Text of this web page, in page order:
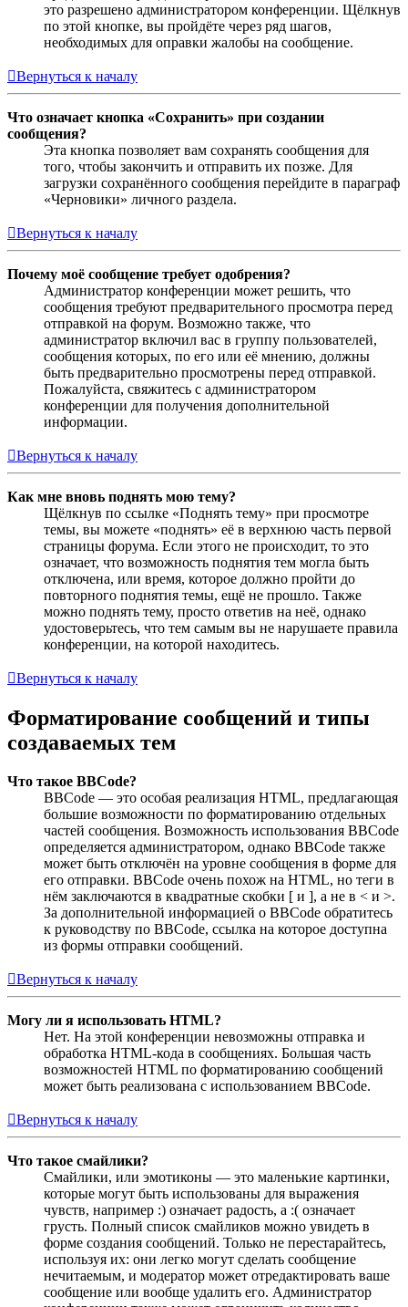
это разрешено администратором конференции. Щёлкнув
по этой кнопке, вы пройдёте через ряд шагов,
необходимых для оправки жалобы на сообщение.
Вернуться к началу
Что означает кнопка «Сохранить» при создании
сообщения?
Эта кнопка позволяет вам сохранять сообщения для
того, чтобы закончить и отправить их позже. Для
загрузки сохранённого сообщения перейдите в параграф
«Черновики» личного раздела.
Вернуться к началу
Почему моё сообщение требует одобрения?
Администратор конференции может решить, что
сообщения требуют предварительного просмотра перед
отправкой на форум. Возможно также, что
администратор включил вас в группу пользователей,
сообщения которых, по его или её мнению, должны
быть предварительно просмотрены перед отправкой.
Пожалуйста, свяжитесь с администратором
конференции для получения дополнительной
информации.
Вернуться к началу
Как мне вновь поднять мою тему?
Щёлкнув по ссылке «Поднять тему» при просмотре
темы, вы можете «поднять» её в верхнюю часть первой
страницы форума. Если этого не происходит, то это
означает, что возможность поднятия тем могла быть
отключена, или время, которое должно пройти до
повторного поднятия темы, ещё не прошло. Также
можно поднять тему, просто ответив на неё, однако
удостоверьтесь, что тем самым вы не нарушаете правила
конференции, на которой находитесь.
Вернуться к началу
Форматирование сообщений и типы
создаваемых тем
Что такое BBCode?
BBCode — это особая реализация HTML, предлагающая
большие возможности по форматированию отдельных
частей сообщения. Возможность использования BBCode
определяется администратором, однако BBCode также
может быть отключён на уровне сообщения в форме для
его отправки. BBCode очень похож на HTML, но теги в
нём заключаются в квадратные скобки [ и ], а не в < и >.
За дополнительной информацией о BBCode обратитесь
к руководству по BBCode, ссылка на которое доступна
из формы отправки сообщений.
Вернуться к началу
Могу ли я использовать HTML?
Нет. На этой конференции невозможны отправка и
обработка HTML-кода в сообщениях. Большая часть
возможностей HTML по форматированию сообщений
может быть реализована с использованием BBCode.
Вернуться к началу
Что такое смайлики?
Смайлики, или эмотиконы — это маленькие картинки,
которые могут быть использованы для выражения
чувств, например :) означает радость, а :( означает
грусть. Полный список смайликов можно увидеть в
форме создания сообщений. Только не перестарайтесь,
используя их: они легко могут сделать сообщение
нечитаемым, и модератор может отредактировать ваше
сообщение или вообще удалить его. Администратор